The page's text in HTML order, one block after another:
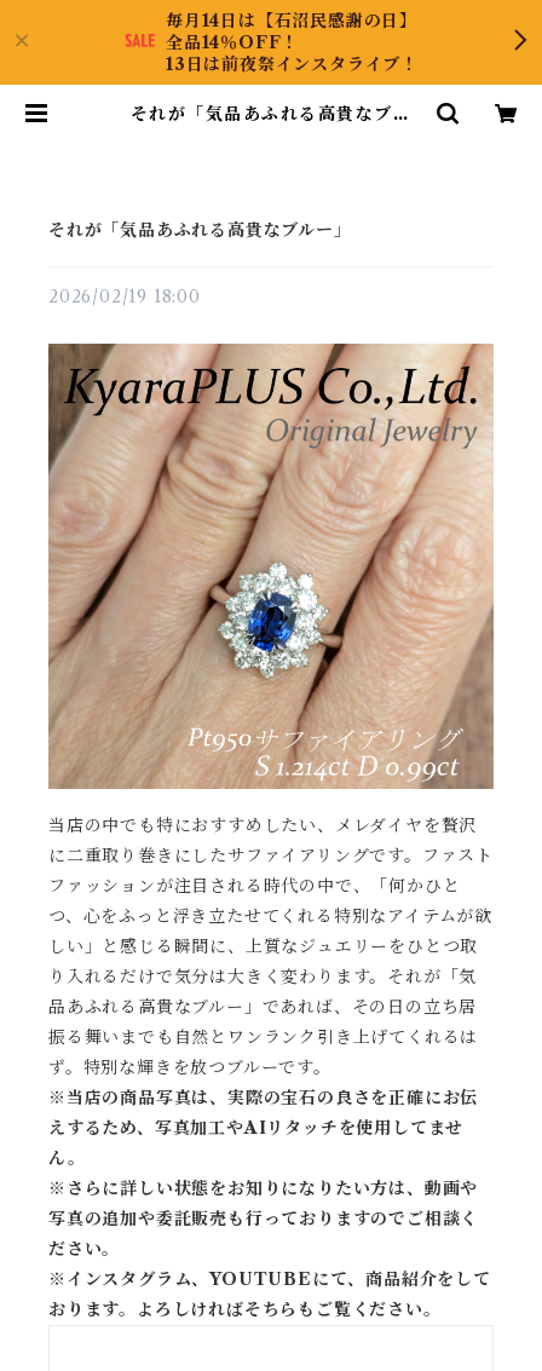
毎月14日は【石沼民感謝の日】
全品14％OFF！
13日は前夜祭インスタライブ！
それが「気品あふれる高貴なブル
それが「気品あふれる高貴なブルー」
2026/02/19 18:00
当店の中でも特におすすめしたい、メレダイヤを贅沢
に二重取り巻きにしたサファイアリングです。ファスト
ファッションが注目される時代の中で、「何かひと
つ、心をふっと浮き立たせてくれる特別なアイテムが欲
しい」と感じる瞬間に、上質なジュエリーをひとつ取
り入れるだけで気分は大きく変わります。それが「気
品あふれる高貴なブルー」であれば、その日の立ち居
振る舞いまでも自然とワンランク引き上げてくれるは
ず。特別な輝きを放つブルーです。
※当店の商品写真は、実際の宝石の良さを正確にお伝
えするため、写真加工やAIリタッチを使用してませ
ん。
※ さらに詳しい状態をお知りになりたい方は、動画や
写真の追加や委託販売も行っておりますのでご相談く
ださい。
※ インスタグラム、YOUTUBEにて、商品紹介をして
おります。よろしければそちらもご覧ください。